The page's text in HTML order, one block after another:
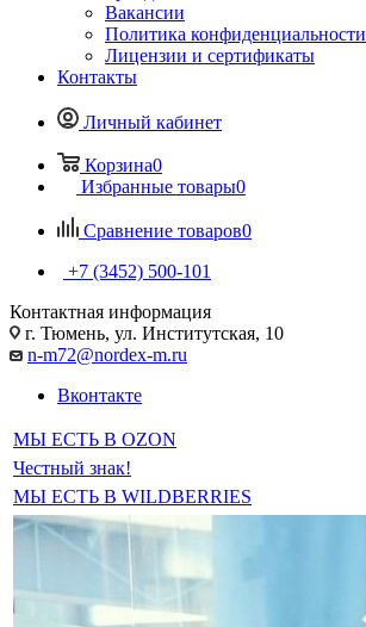
Вакансии
Политика конфиденциальности
Лицензии и сертификаты
Контакты
Личный кабинет
Корзина0
Избранные товары0
Сравнение товаров0
+7 (3452) 500-101
Контактная информация
г. Тюмень, ул. Институтская, 10
n-m72@nordex-m.ru
Вконтакте
МЫ ЕСТЬ В OZON
Честный знак!
МЫ ЕСТЬ В WILDBERRIES